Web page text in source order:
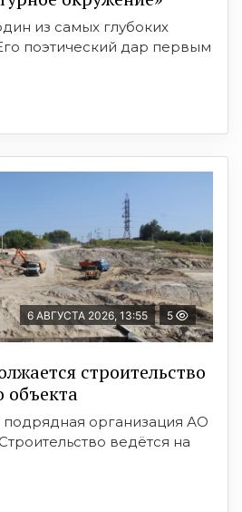
из самых глубоких
поэтический дар первым
6 АВГУСТА 2026, 13:55 5
строительство
объекта
организация АО
ведётся на